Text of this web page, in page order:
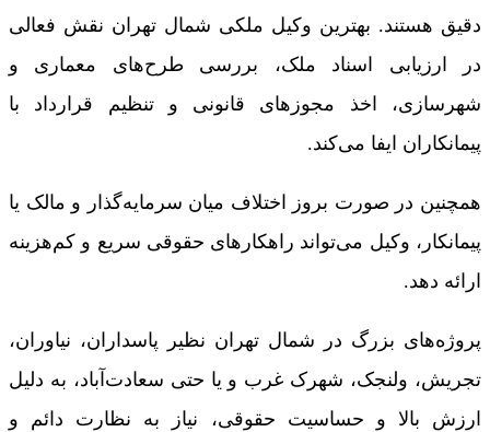
دقیق هستند. بهترین وکیل ملکی شمال تهران نقش فعالی
در ارزیابی اسناد ملک، بررسی طرح‌های معماری و
شهرسازی، اخذ مجوزهای قانونی و تنظیم قرارداد با
پیمانکاران ایفا می‌کند.
همچنین در صورت بروز اختلاف میان سرمایه‌گذار و مالک یا
پیمانکار، وکیل می‌تواند راهکارهای حقوقی سریع و کم‌هزینه‌
ارائه دهد.
پروژه‌های بزرگ در شمال تهران نظیر پاسداران، نیاوران،
تجریش، ولنجک، شهرک غرب و یا حتی سعادت‌آباد، به دلیل
ارزش بالا و حساسیت حقوقی، نیاز به نظارت دائم و